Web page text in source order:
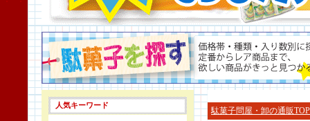
人気キーワード
駄菓子問屋・卸の通販TOP